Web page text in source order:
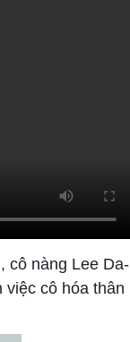
cô nàng Lee Da-
cô hóa thân